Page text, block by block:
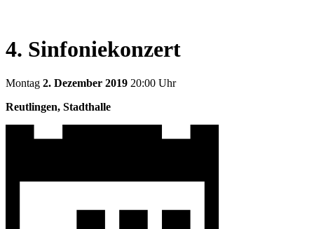
4. Sinfoniekonzert
Montag 2. Dezember 2019 20:00 Uhr
Reutlingen, Stadthalle